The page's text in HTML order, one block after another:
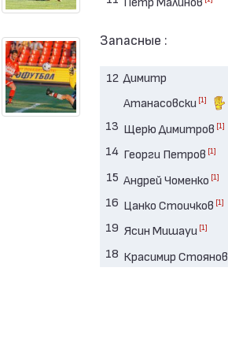
Запасные :
12 Димитр
Атанасовски [1]
13 Щерю Димитров [1]
14 Георги Петров [1]
15 Андрей Чоменко [1]
16 Цанко Стоичков [1]
19 Ясин Мишауи [1]
18 Красимир Стоянов